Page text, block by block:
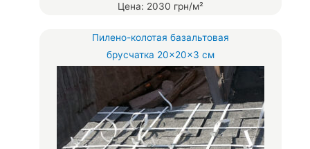
Цена: 2030 грн/м²
Пилено-колотая базальтовая
брусчатка 20×20×3 см